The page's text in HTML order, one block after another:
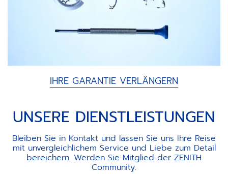
IHRE GARANTIE VERLÄNGERN
UNSERE DIENSTLEISTUNGEN
Bleiben Sie in Kontakt und lassen Sie uns Ihre Reise
mit unvergleichlichem Service und Liebe zum Detail
bereichern. Werden Sie Mitglied der ZENITH
Community.